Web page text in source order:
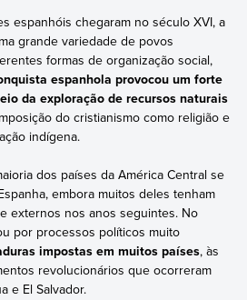
espanhóis chegaram no século XVI, a
grande variedade de povos
formas de organização social,
espanhola provocou um forte
da exploração de recursos naturais
do cristianismo como religião e
indígena.
dos países da América Central se
embora muitos deles tenham
externos nos anos seguintes. No
por processos políticos muito
impostas em muitos países, às
revolucionários que ocorreram
e El Salvador.